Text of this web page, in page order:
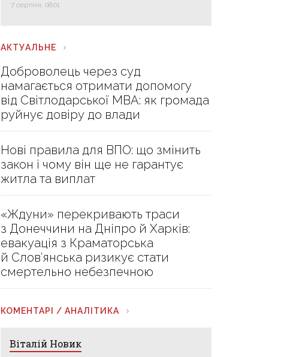
7 серпня, 08:01
АКТУАЛЬНЕ
Доброволець через суд
намагається отримати допомогу
від Світлодарської МВА: як громада
руйнує довіру до влади
Нові правила для ВПО: що змінить
закон і чому він ще не гарантує
житла та виплат
«Ждуни» перекривають траси
з Донеччини на Дніпро й Харків:
евакуація з Краматорська
й Слов’янська ризикує стати
смертельно небезпечною
КОМЕНТАРІ / АНАЛІТИКА
Віталій Новик